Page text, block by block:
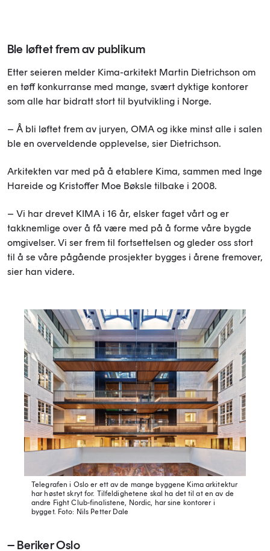
Ble løftet frem av publikum
Etter seieren melder Kima-arkitekt Martin Dietrichson om
en tøff konkurranse med mange, svært dyktige kontorer
som alle har bidratt stort til byutvikling i Norge.
– Å bli løftet frem av juryen, OMA og ikke minst alle i salen
ble en overveldende opplevelse, sier Dietrichson.
Arkitekten var med på å etablere Kima, sammen med Inge
Hareide og Kristoffer Moe Bøksle tilbake i 2008.
– Vi har drevet KIMA i 16 år, elsker faget vårt og er
takknemlige over å få være med på å forme våre bygde
omgivelser. Vi ser frem til fortsettelsen og gleder oss stort
til å se våre pågående prosjekter bygges i årene fremover,
sier han videre.
Telegrafen i Oslo er ett av de mange byggene Kima arkitektur
har høstet skryt for. Tilfeldighetene skal ha det til at en av de
andre Fight Club-finalistene, Nordic, har sine kontorer i
bygget. Foto: Nils Petter Dale
– Beriker Oslo